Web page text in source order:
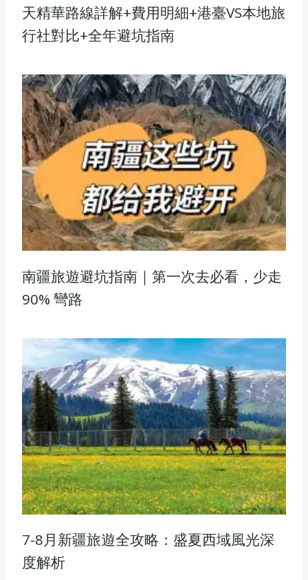
天精華路線詳解+費用明細+港臺VS本地旅
行社對比+全年避坑指南
南疆旅遊避坑指南｜第一次去必看，少走
90% 彎路
7-8月新疆旅遊全攻略：盛夏西域風光深
度解析